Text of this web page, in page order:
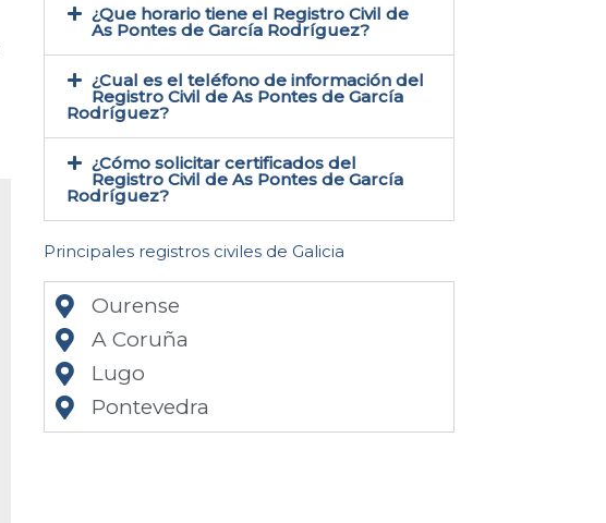
¿Que horario tiene el Registro Civil de
As Pontes de García Rodríguez?
¿Cual es el teléfono de información del
Registro Civil de As Pontes de García
Rodríguez​?
¿Cómo solicitar certificados del
Registro Civil de As Pontes de García
Rodríguez​?
Principales registros civiles de Galicia
Ourense
A Coruña
Lugo
Pontevedra